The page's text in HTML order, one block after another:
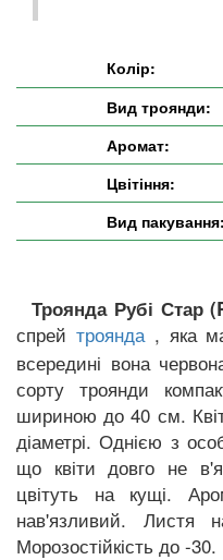
Колір:
Вид троянди:
Аромат:
Цвітіння:
Вид пакування:
Троянда Рубі Стар
спрей троянда , яка
всередині вона
сорту троянди
шириною до 40 см.
діаметрі. Однією з
що квіти довго не
цвітуть на кущі.
нав'язливий. Листя
Морозостійкість до -